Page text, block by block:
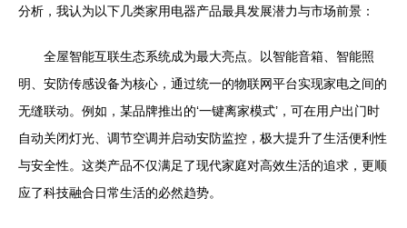
分析，我认为以下几类家用电器产品最具发展潜力与市场前景：
全屋智能互联生态系统成为最大亮点。以智能音箱、智能照
明、安防传感设备为核心，通过统一的物联网平台实现家电之间的
无缝联动。例如，某品牌推出的‘一键离家模式’，可在用户出门时
自动关闭灯光、调节空调并启动安防监控，极大提升了生活便利性
与安全性。这类产品不仅满足了现代家庭对高效生活的追求，更顺
应了科技融合日常生活的必然趋势。